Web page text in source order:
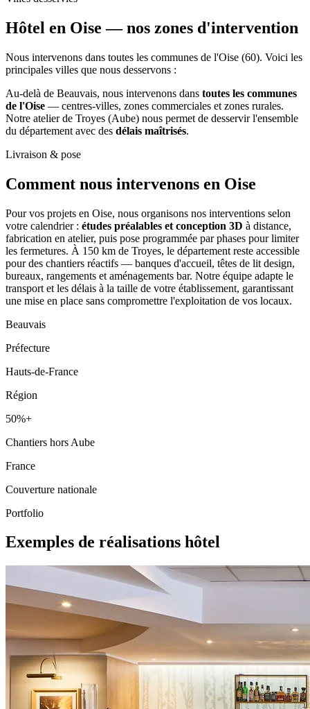
Hôtel en Oise —nos zones d'intervention
Nous intervenons dans toutes les communes de l'Oise (60). Voici les
principales villes que nous desservons :
Au-delà de Beauvais, nous intervenons dans toutes les communes
de l'Oise — centres-villes, zones commerciales et zones rurales.
Notre atelier de Troyes (Aube) nous permet de desservir l'ensemble
du département avec des délais maîtrisés.
Livraison & pose
Comment nous intervenons en Oise
Pour vos projets en Oise, nous organisons nos interventions selon
votre calendrier : études préalables et conception 3D à distance,
fabrication en atelier, puis pose programmée par phases pour limiter
les fermetures. À 150 km de Troyes, le département reste accessible
pour des chantiers réactifs — banques d'accueil, têtes de lit design,
bureaux, rangements et aménagements bar. Notre équipe adapte le
transport et les délais à la taille de votre établissement, garantissant
une mise en place sans compromettre l'exploitation de vos locaux.
Beauvais
Préfecture
Hauts-de-France
Région
50%+
Chantiers hors Aube
France
Couverture nationale
Portfolio
Exemples de réalisations hôtel